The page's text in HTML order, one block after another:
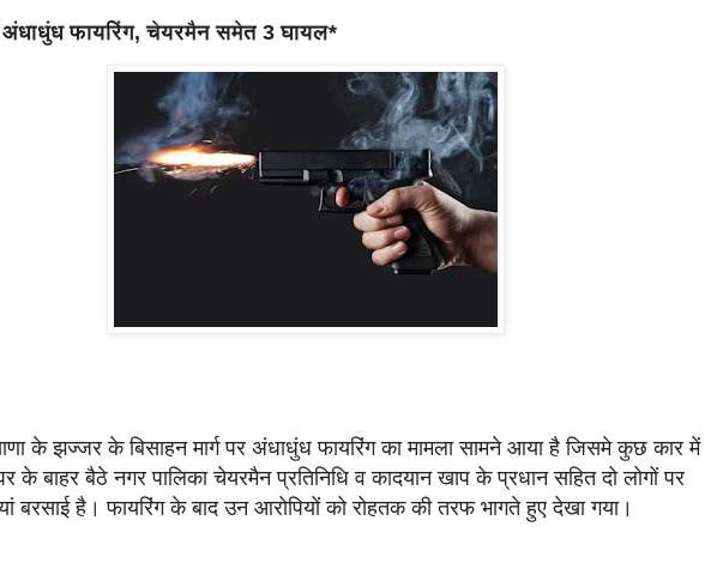
अंधाधुंध फायरिंग, चेयरमैन समेत 3 घायल*
के झज्जर के बिसाहन मार्ग पर अंधाधुंध फायरिंग का मामला सामने आया है जिसमे कुछ कार में
के बाहर बैठे नगर पालिका चेयरमैन प्रतिनिधि व कादयान खाप के प्रधान सहित दो लोगों पर
बरसाई है। फायरिंग के बाद उन आरोपियों को रोहतक की तरफ भागते हुए देखा गया।